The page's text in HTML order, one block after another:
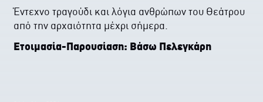
Έντεχνο τραγούδι και λόγια ανθρώπων του Θεάτρου
από την αρχαιότητα μέχρι σήμερα.
Ετοιμασία-Παρουσίαση: Βάσω Πελεγκάρη